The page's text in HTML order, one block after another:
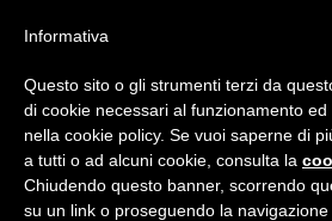
Tutte le categorie
Informativa
Questo sito o gli strumenti terzi da
di cookie necessari al funzionamento
nella cookie policy. Se vuoi saperne di
a tutti o ad alcuni cookie, consulta la
Chiudendo questo banner, scorrendo
su un link o proseguendo la navigazione